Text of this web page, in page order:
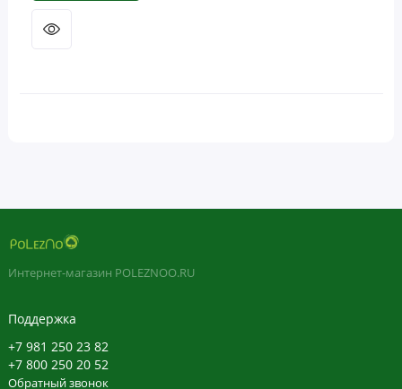
Интернет-магазин POLEZNOO.RU
Поддержка
+7 981 250 23 82
+7 800 250 20 52
Обратный звонок